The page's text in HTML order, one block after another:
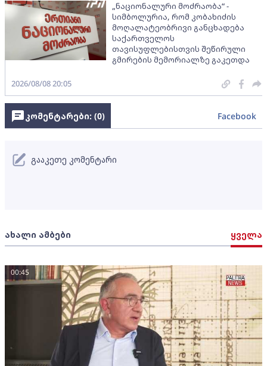
„ნაციონალური მოძრაობა“ -
სიმბოლურია, რომ კობახიძის
მოღალატეობრივი განცხადება
საქართველოს
თავისუფლებისთვის შეწირული
გმირების მემორიალზე გაკეთდა
2026/08/08 20:05
ახალი ამბები ყველა
00:45
კომენტარები: (0) Facebook
გააკეთე კომენტარი